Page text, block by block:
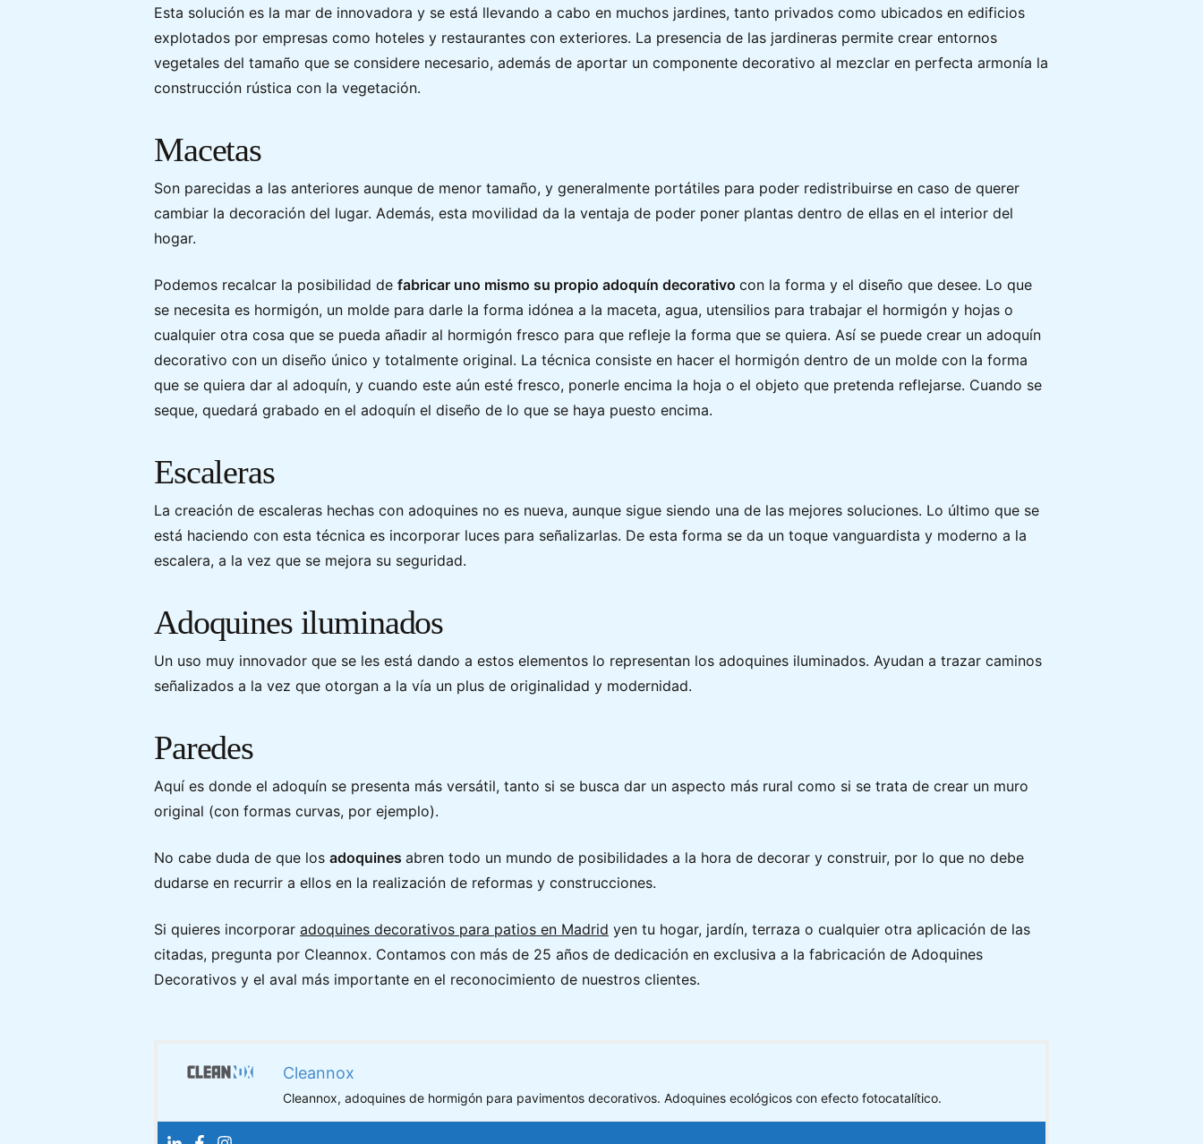
Esta solución es la mar de innovadora y se está llevando a cabo en muchos jardines, tanto privados como ubicados en edificios
explotados por empresas como hoteles y restaurantes con exteriores. La presencia de las jardineras permite crear entornos
vegetales del tamaño que se considere necesario, además de aportar un componente decorativo al mezclar en perfecta armonía la
construcción rústica con la vegetación.
Macetas
Son parecidas a las anteriores aunque de menor tamaño, y generalmente portátiles para poder redistribuirse en caso de querer
cambiar la decoración del lugar. Además, esta movilidad da la ventaja de poder poner plantas dentro de ellas en el interior del
hogar.
Podemos recalcar la posibilidad de fabricar uno mismo su propio adoquín decorativo con la forma y el diseño que desee. Lo que
se necesita es hormigón, un molde para darle la forma idónea a la maceta, agua, utensilios para trabajar el hormigón y hojas o
cualquier otra cosa que se pueda añadir al hormigón fresco para que refleje la forma que se quiera. Así se puede crear un adoquín
decorativo con un diseño único y totalmente original. La técnica consiste en hacer el hormigón dentro de un molde con la forma
que se quiera dar al adoquín, y cuando este aún esté fresco, ponerle encima la hoja o el objeto que pretenda reflejarse. Cuando se
seque, quedará grabado en el adoquín el diseño de lo que se haya puesto encima.
Escaleras
La creación de escaleras hechas con adoquines no es nueva, aunque sigue siendo una de las mejores soluciones. Lo último que se
está haciendo con esta técnica es incorporar luces para señalizarlas. De esta forma se da un toque vanguardista y moderno a la
escalera, a la vez que se mejora su seguridad.
Adoquines iluminados
Un uso muy innovador que se les está dando a estos elementos lo representan los adoquines iluminados. Ayudan a trazar caminos
señalizados a la vez que otorgan a la vía un plus de originalidad y modernidad.
Paredes
Aquí es donde el adoquín se presenta más versátil, tanto si se busca dar un aspecto más rural como si se trata de crear un muro
original (con formas curvas, por ejemplo).
No cabe duda de que los adoquines abren todo un mundo de posibilidades a la hora de decorar y construir, por lo que no debe
dudarse en recurrir a ellos en la realización de reformas y construcciones.
Si quieres incorporar adoquines decorativos para patios en Madrid yen tu hogar, jardín, terraza o cualquier otra aplicación de las
citadas, pregunta por Cleannox. Contamos con más de 25 años de dedicación en exclusiva a la fabricación de Adoquines
Decorativos y el aval más importante en el reconocimiento de nuestros clientes.
Cleannox
Cleannox, adoquines de hormigón para pavimentos decorativos. Adoquines ecológicos con efecto fotocatalítico.